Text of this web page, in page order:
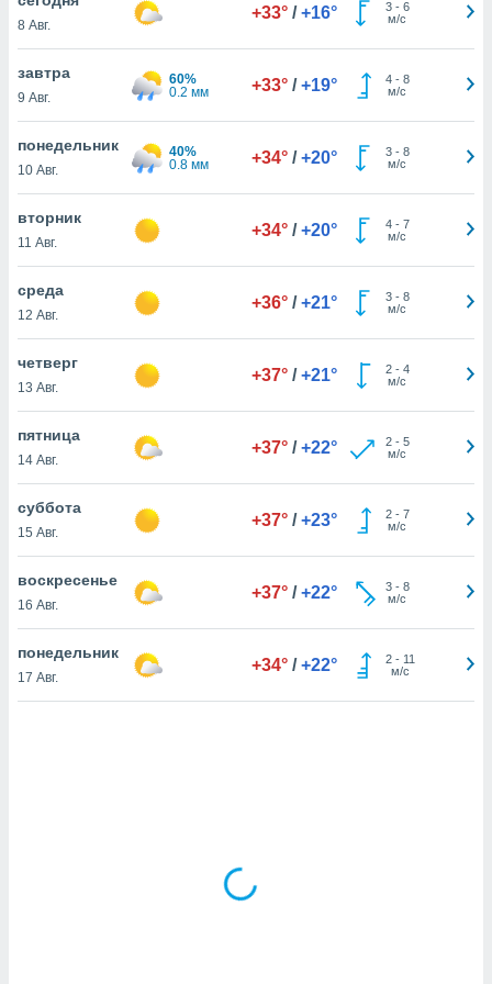
действия
на веб-
основе.
нашей
cookie
в
ВЫ
равно
нашим
8 Авг.
+33° / +16° 3- 6
м/с
завтра
9 Авг.
60%
0.2 мм
+33° / +19° 4- 8
м/с
понедельник
10 Авг.
40%
0.8 мм
+34° / +20° 3- 8
м/с
вторник
11 Авг.
+34° / +20° 4- 7
м/с
среда
12 Авг.
+36° / +21° 3- 8
м/с
четверг
13 Авг.
+37° / +21° 2- 4
м/с
пятница
14 Авг.
+37° / +22° 2- 5
м/с
суббота
15 Авг.
+37° / +23° 2- 7
м/с
воскресенье
16 Авг.
+37° / +22° 3- 8
м/с
понедельник
17 Авг.
+34° / +22° 2- 11
м/с